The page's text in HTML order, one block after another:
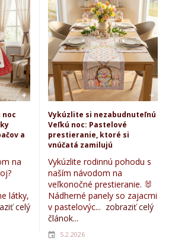
noc
a
na
látky,
celý
Vykúzlite si nezabudnuteľnú
Veľkú noc: Pastelové
prestieranie, ktoré si
vnúčatá zamilujú
Vykúzlite rodinnú pohodu s
naším návodom na
veľkonočné prestieranie. 🐰
Nádherné panely so zajacmi
v pastelovýc... zobraziť celý
článok...
5.2.2026